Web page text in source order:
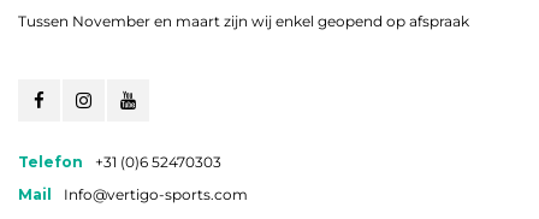
Tussen November en maart zijn wij enkel geopend op afspraak
Telefon
+31 (0)6 52470303
Mail
Info@vertigo-sports.com